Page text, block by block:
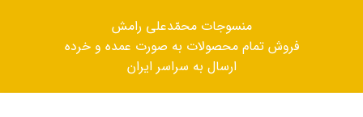
منسوجات محمّدعلی رامش
فروش تمام محصولات به صورت عمده و خرده
ارسال به سراسر ایران